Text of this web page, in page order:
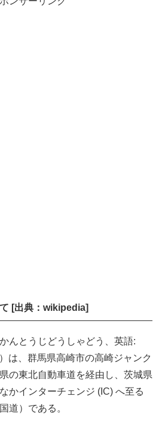
[出典：wikipedia]
んとうじどうしゃどう、英語:
は、群馬県高崎市の高崎ジャンク
の東北自動車道を経由し、茨城県
かインターチェンジ (IC) へ至る
道）である。